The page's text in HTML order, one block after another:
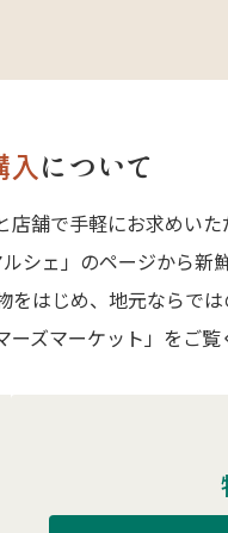
入について
舗で手軽にお求めいた
シェ」のページから新
はじめ、地元ならでは
ズマーケット」をご覧